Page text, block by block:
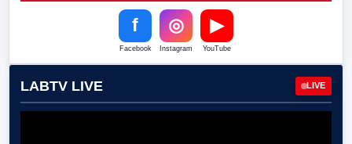
f
Facebook
◎
Instagram
▶
YouTube
LABTV LIVE LIVE